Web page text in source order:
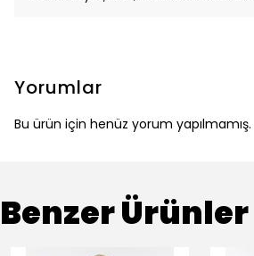
Yorumlar
Bu ürün için henüz yorum yapılmamış.
Benzer Ürünler